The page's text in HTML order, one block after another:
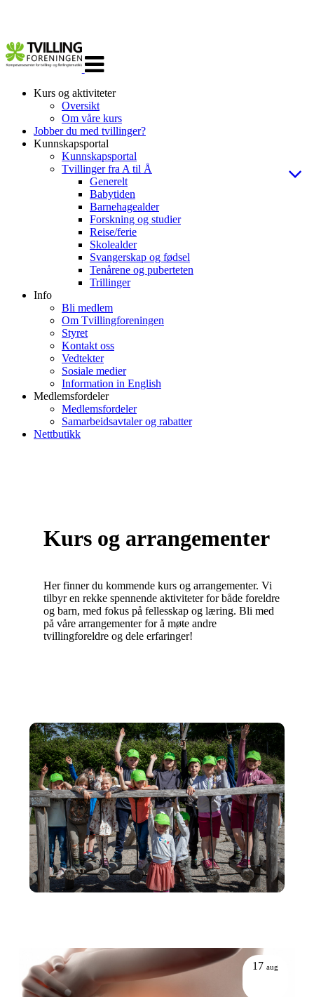
navigasjon
Kurs og aktiviteter
Oversikt
Om våre kurs
Jobber du med tvillinger?
Kunnskapsportal
Kunnskapsportal
Tvillinger fra A til Å
Generelt
Babytiden
Barnehagealder
Forskning og studier
Reise/ferie
Skolealder
Svangerskap og fødsel
Tenårene og puberteten
Trillinger
Info
Bli medlem
Om Tvillingforeningen
Styret
Kontakt oss
Vedtekter
Sosiale medier
Information in English
Medlemsfordeler
Medlemsfordeler
Samarbeidsavtaler og rabatter
Nettbutikk
Kurs og arrangementer
Her finner du kommende kurs og arrangementer. Vi
tilbyr en rekke spennende aktiviteter for både foreldre
og barn, med fokus på fellesskap og læring. Bli med
på våre arrangementer for å møte andre
tvillingforeldre og dele erfaringer!
17aug